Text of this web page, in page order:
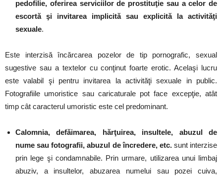
pedofilie, oferirea serviciilor de prostituţie sau a celor de
escortă şi invitarea implicită sau explicită la activităţi
sexuale.
Este interzisă încărcarea pozelor de tip pornografic, sexual
sugestive sau a textelor cu conţinut foarte erotic. Acelaşi lucru
este valabil şi pentru invitarea la activităţi sexuale in public.
Fotografiile umoristice sau caricaturale pot face excepţie, atât
timp cât caracterul umoristic este cel predominant.
Calomnia, defăimarea, hărţuirea, insultele, abuzul de
nume sau fotografii, abuzul de încredere, etc. sunt interzise
prin lege şi condamnabile. Prin urmare, utilizarea unui limbaj
abuziv, a insultelor, abuzarea numelui sau pozei cuiva,